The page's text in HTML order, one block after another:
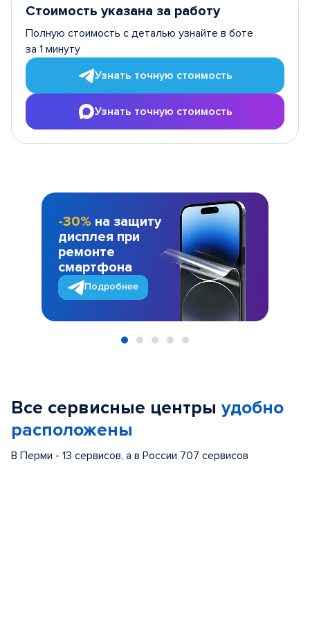
Стоимость указана за работу
Полную стоимость с деталью узнайте в боте
за 1 минуту
Узнать точную стоимость
Узнать точную стоимость
-30% на защиту
дисплея при
ремонте
смартфона
Подробнее
Все сервисные центры удобно
расположены
В Перми - 13 сервисов, а в России 707 сервисов